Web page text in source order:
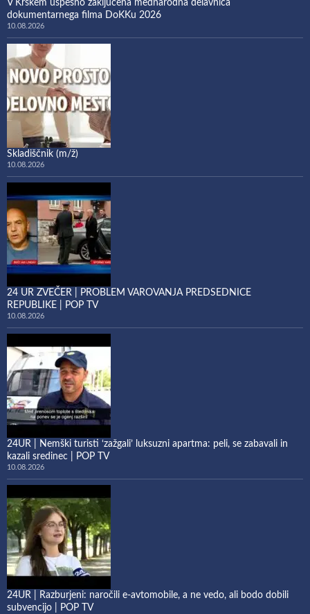
​V Krškem uspešno zaključena mednarodna delavnica
dokumentarnega filma DoKKu 2026
10.08.2026
Skladiščnik (m/ž)
10.08.2026
24 UR ZVEČER | PROBLEM VAROVANJA PREDSEDNICE
REPUBLIKE | POP TV
10.08.2026
24UR | Nemški turisti ‘zažgali’ luksuzni apartma: peli, se zabavali in
kazali sredinec | POP TV
10.08.2026
24UR | Razburjeni: naročili e-avtomobile, a ne vedo, ali bodo dobili
subvencijo | POP TV